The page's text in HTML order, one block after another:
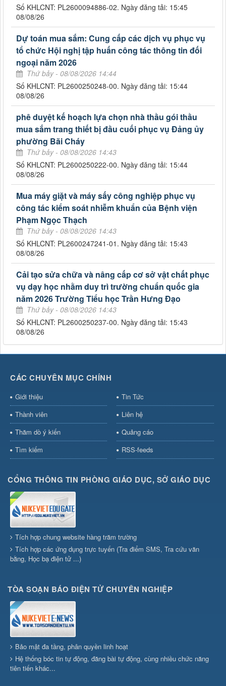
Số KHLCNT: PL2600094886-02. Ngày đăng tải: 15:45
08/08/26
Dự toán mua sắm: Cung cấp các dịch vụ phục vụ
tổ chức Hội nghị tập huấn công tác thông tin đối
ngoại năm 2026
Thứ bảy - 08/08/2026 14:44
Số KHLCNT: PL2600250248-00. Ngày đăng tải: 15:44
08/08/26
phê duyệt kế hoạch lựa chọn nhà thầu gói thầu
mua sắm trang thiết bị đầu cuối phục vụ Đảng ủy
phường Bãi Cháy
Thứ bảy - 08/08/2026 14:43
Số KHLCNT: PL2600250222-00. Ngày đăng tải: 15:44
08/08/26
Mua máy giặt và máy sấy công nghiệp phục vụ
công tác kiểm soát nhiễm khuẩn của Bệnh viện
Phạm Ngọc Thạch
Thứ bảy - 08/08/2026 14:43
Số KHLCNT: PL2600247241-01. Ngày đăng tải: 15:43
08/08/26
Cải tạo sửa chữa và nâng cấp cơ sở vật chất phục
vụ dạy học nhằm duy trì trường chuẩn quốc gia
năm 2026 Trường Tiểu học Trần Hưng Đạo
Thứ bảy - 08/08/2026 14:43
Số KHLCNT: PL2600250237-00. Ngày đăng tải: 15:43
08/08/26
CÁC CHUYÊN MỤC CHÍNH
Giới thiệu
Tin Tức
Thành viên
Liên hệ
Thăm dò ý kiến
Quảng cáo
Tìm kiếm
RSS-feeds
CỔNG THÔNG TIN PHÒNG GIÁO DỤC, SỞ GIÁO DỤC
Tích hợp chung website hàng trăm trường
Tích hợp các ứng dụng trực tuyến (Tra điểm SMS, Tra cứu văn
bằng, Học bạ điện tử ...)
TÒA SOẠN BÁO ĐIỆN TỬ CHUYÊN NGHIỆP
Bảo mật đa tầng, phân quyền linh hoạt
Hệ thống bóc tin tự động, đăng bài tự động, cùng nhiều chức năng
tiên tiến khác...